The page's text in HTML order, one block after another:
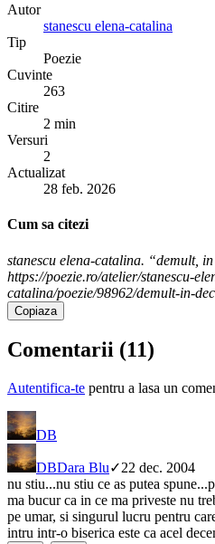
Autor
stanescu elena-catalina
Tip
Poezie
Cuvinte
263
Citire
2 min
Versuri
2
Actualizat
28 feb. 2026
Cum sa citezi
stanescu elena-catalina. “demult,
https://poezie.ro/atelier/stanescu-
catalina/poezie/98962/demult-in-
Copiaza
Comentarii (11)
Autentifica-te pentru a lasa un
DB
DBDara Blu✓22 dec. 2004
nu stiu...nu stiu ce as putea
ma bucur ca in ce ma priveste nu
pe umar, si singurul lucru pentru
intru intr-o biserica este ca acel